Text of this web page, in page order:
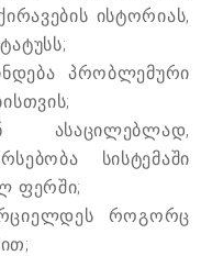
ისტორიას,
პრობლემური
ასაცილებლად,
სისტემაში
ფერში;
როგორც